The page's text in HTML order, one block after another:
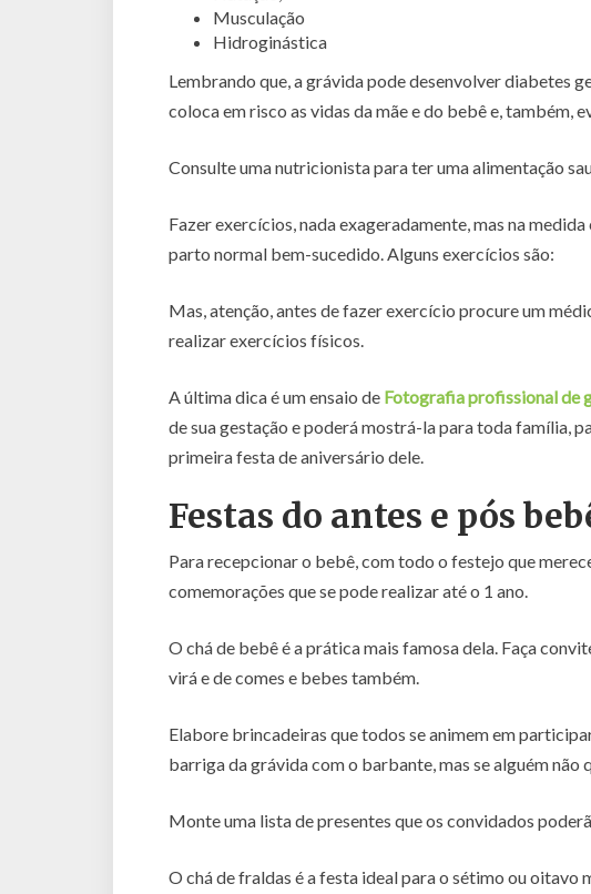
Musculação
Hidroginástica
Lembrando que, a grávida pode desenvolver diabetes
coloca em risco as vidas da mãe e do bebê e, também,
Consulte uma nutricionista para ter uma alimentação
Fazer exercícios, nada exageradamente, mas na
parto normal bem-sucedido. Alguns exercícios são:
Mas, atenção, antes de fazer exercício procure um
realizar exercícios físicos.
A última dica é um ensaio de Fotografia profissional de
de sua gestação e poderá mostrá-la para toda família,
primeira festa de aniversário dele.
Festas do antes e pós
Para recepcionar o bebê, com todo o festejo que
comemorações que se pode realizar até o 1 ano.
O chá de bebê é a prática mais famosa dela. Faça
virá e de comes e bebes também.
Elabore brincadeiras que todos se animem em
barriga da grávida com o barbante, mas se alguém não
Monte uma lista de presentes que os convidados
O chá de fraldas é a festa ideal para o sétimo ou oitavo